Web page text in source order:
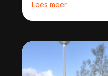
Lees meer